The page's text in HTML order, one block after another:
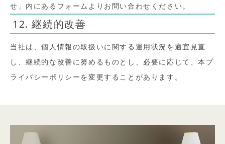
せ」内にあるフォームよりお問い合わせください。
12. 継続的改善
当社は、個人情報の取扱いに関する運用状況を適宜見直
し、継続的な改善に努めるものとし、必要に応じて、本プ
ライバシーポリシーを変更することがあります。